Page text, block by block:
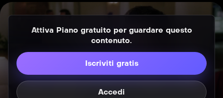
Attiva Piano gratuito per guardare questo
contenuto.
Iscriviti gratis
Accedi
VIP
S01E01
Il libro delle ombre